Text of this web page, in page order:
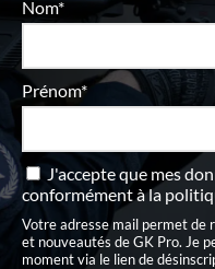
Nom*
Prénom*
J'accepte que mes
conformément àla
Votre adresse mail permet de
et nouveautés de GK Pro. Je
moment via le lien de